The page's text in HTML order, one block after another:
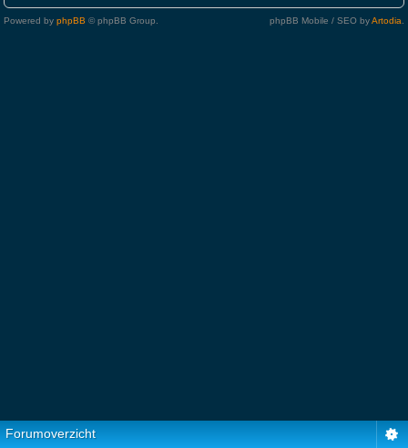
Powered by phpBB © phpBB Group. phpBB Mobile / SEO byArtodia
Forumoverzicht